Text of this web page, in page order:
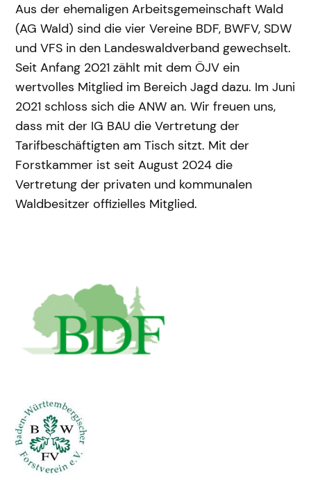
Aus der ehemaligen Arbeitsgemeinschaft Wald
(AG Wald) sind die vier Vereine BDF, BWFV, SDW
und VFS in den Landeswaldverband gewechselt.
Seit Anfang 2021 zählt mit dem ÖJV ein
wertvolles Mitglied im Bereich Jagd dazu. Im Juni
2021 schloss sich die ANW an. Wir freuen uns,
dass mit der IG BAU die Vertretung der
Tarifbeschäftigten am Tisch sitzt. Mit der
Forstkammer ist seit August 2024 die
Vertretung der privaten und kommunalen
Waldbesitzer offizielles Mitglied.